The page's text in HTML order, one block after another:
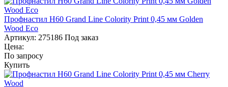
Профнастил Н60 Grand Line Colority Print 0,45 мм Golden
Wood Eco
Артикул: 275186 Под заказ
Цена:
По запросу
Купить